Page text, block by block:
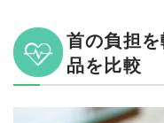
首の負担
品を比較